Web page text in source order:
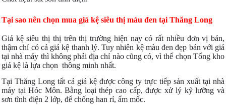
Tại sao nên chọn mua giá kệ siêu thị màu đen tại Thăng Long
Giá kệ siêu thị thị trên thị trường hiện nay có rất nhiều đơn vị bán,
thậm chí có cả giá kệ thanh lý. Tuy nhiên kệ màu đen đẹp bán với giá
tại nhà máy thì không phải địa chỉ nào cũng có, vì thế chọn Tổng kho
giá kệ là lựa chọn thông minh nhất.
Tại Thăng Long tất cả giá kệ được công ty trực tiếp sản xuất tại nhà
máy tại Hóc Môn. Bằng loại thép cao cấp, được xử lý kỹ lưỡng và
sơn tĩnh điện 2 lớp, để chống han rỉ, ẩm mốc.